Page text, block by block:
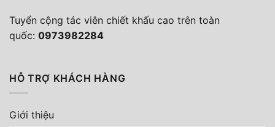
Tuyển cộng tác viên chiết khấu cao trên toàn
quốc: 0973982284
HỖ TRỢ KHÁCH HÀNG
Giới thiệu